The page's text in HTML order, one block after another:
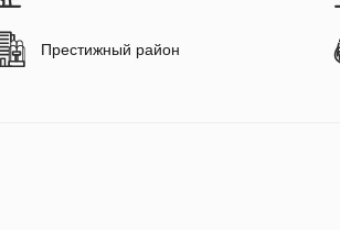
Престижный район